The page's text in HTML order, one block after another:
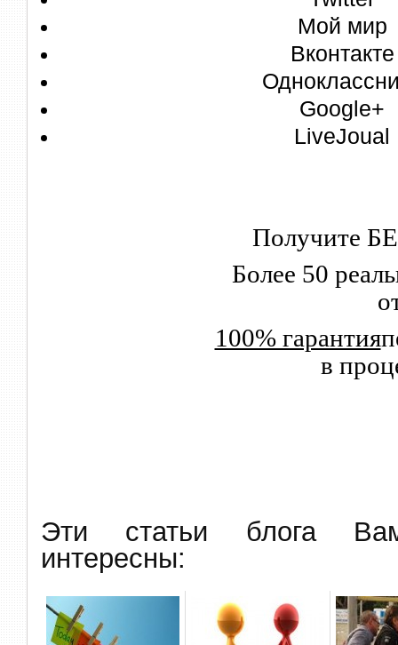
Мой мир
Вконтакте
Google+
LiveJoual
Получите
Более 50
100% гарантия
в
Эти статьи блога
интересны: